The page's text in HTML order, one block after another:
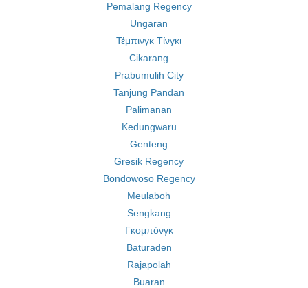
Pemalang Regency
Ungaran
Τέμπινγκ Τίνγκι
Cikarang
Prabumulih City
Tanjung Pandan
Palimanan
Kedungwaru
Genteng
Gresik Regency
Bondowoso Regency
Meulaboh
Sengkang
Γκομπόνγκ
Baturaden
Rajapolah
Buaran